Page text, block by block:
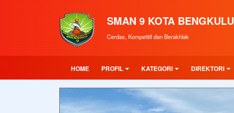
SMAN 9 KOTA BENGKULU
Cerdas, Kompetitif dan Berakhlak
HOME PROFIL KATEGORI DIREKTORI